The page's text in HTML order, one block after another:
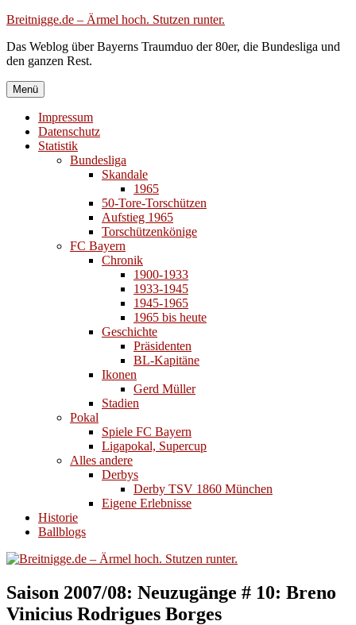
Zum
springen
Breitnigge.de – Ärmel hoch. Stutzen runter.
Das Weblog über Bayerns Traumduo der 80er, die Bundesliga und
den ganzen Rest.
Menü
Impressum
Datenschutz
Statistik
Bundesliga
Skandale
1965
50-Tore-Torschützen
Aufstieg 1965
Torschützenkönige
FC Bayern
Chronik
1900-1933
1933-1945
1945-1965
1965 bis heute
Geschichte
Präsidenten
BL-Kapitäne
Ikonen
Gerd Müller
Stadien
Pokal
Spiele FC Bayern
Ligapokal, Supercup
Alles andere
Derbys
Derby TSV 1860 München
Eigene Erlebnisse
Historie
Ballblogs
Saison 2007/08: Neuzugänge # 10: Breno
Vinicius Rodrigues Borges